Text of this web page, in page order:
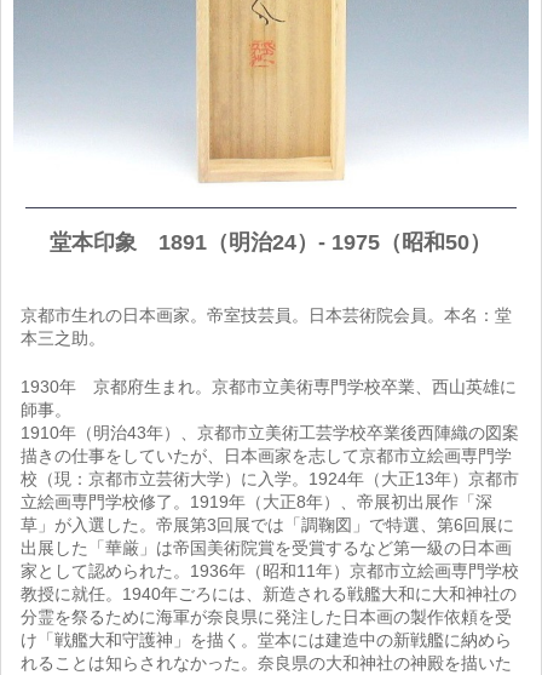
堂本印象 1891（明治24）- 1975（昭和50）
京都市生れの日本画家。帝室技芸員。日本芸術院会員。本名：堂
本三之助。
1930年 京都府生まれ。京都市立美術専門学校卒業、西山英雄に
師事。
1910年（明治43年）、京都市立美術工芸学校卒業後西陣織の図案
描きの仕事をしていたが、日本画家を志して京都市立絵画専門学
校（現：京都市立芸術大学）に入学。1924年（大正13年）京都市
立絵画専門学校修了。1919年（大正8年）、帝展初出展作「深
草」が入選した。帝展第3回展では「調鞠図」で特選、第6回展に
出展した「華厳」は帝国美術院賞を受賞するなど第一級の日本画
家として認められた。1936年（昭和11年）京都市立絵画専門学校
教授に就任。1940年ごろには、新造される戦艦大和に大和神社の
分霊を祭るために海軍が奈良県に発注した日本画の製作依頼を受
け「戦艦大和守護神」を描く。堂本には建造中の新戦艦に納めら
れることは知らされなかった。奈良県の大和神社の神殿を描いた